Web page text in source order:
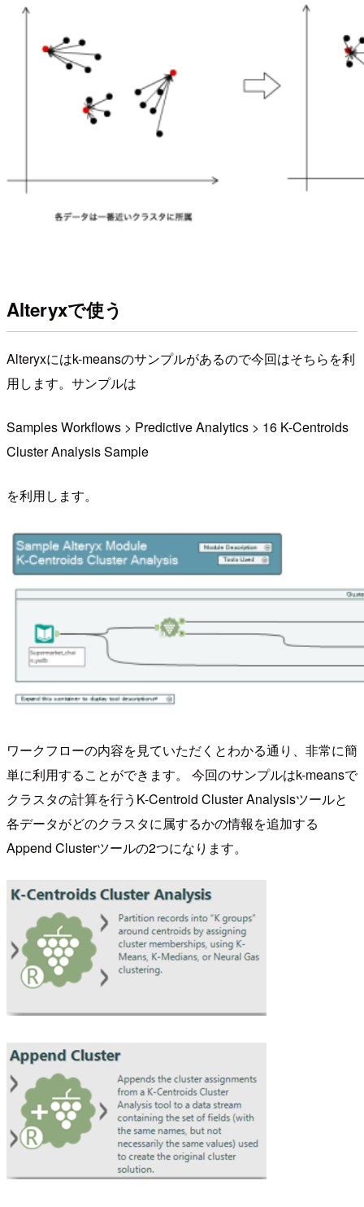
Alteryxで使う
Alteryxにはk-meansのサンプルがあるので今回はそちらを利
用します。サンプルは
Samples Workflows > Predictive Analytics > 16 K-Centroids
Cluster Analysis Sample
を利用します。
ワークフローの内容を見ていただくとわかる通り、非常に簡
単に利用することができます。 今回のサンプルはk-meansで
クラスタの計算を行うK-Centroid Cluster Analysisツールと
各データがどのクラスタに属するかの情報を追加する
Append Clusterツールの2つになります。